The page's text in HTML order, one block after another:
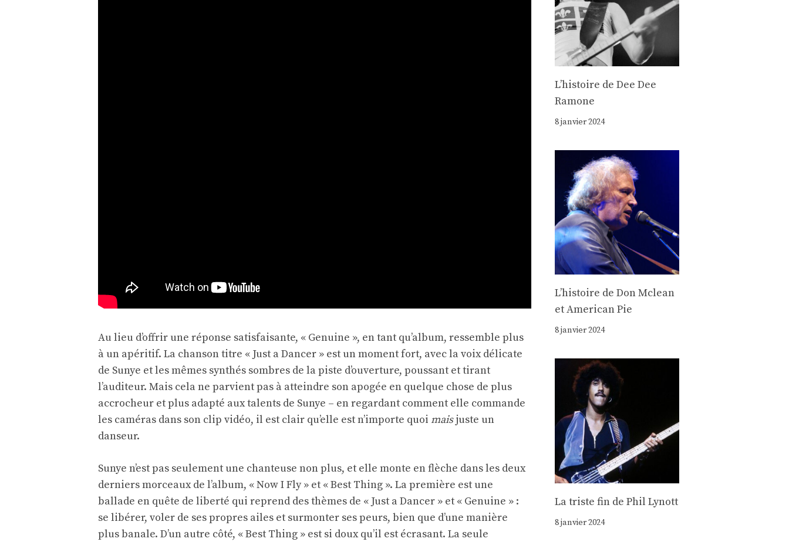
Au lieu d’offrir une réponse satisfaisante, « Genuine », en tant qu’album, ressemble plus
à un apéritif. La chanson titre « Just a Dancer » est un moment fort, avec la voix délicate
de Sunye et les mêmes synthés sombres de la piste d’ouverture, poussant et tirant
l’auditeur. Mais cela ne parvient pas à atteindre son apogée en quelque chose de plus
accrocheur et plus adapté aux talents de Sunye – en regardant comment elle commande
les caméras dans son clip vidéo, il est clair qu’elle est n’importe quoi maisjuste un
danseur.
Sunye n’est pas seulement une chanteuse non plus, et elle monte en flèche dans les deux
derniers morceaux de l’album, « Now I Fly » et « Best Thing ». La première est une
ballade en quête de liberté qui reprend des thèmes de « Just a Dancer » et « Genuine » :
se libérer, voler de ses propres ailes et surmonter ses peurs, bien que d’une manière
plus banale. D’un autre côté, « Best Thing » est si doux qu’il est écrasant. La seule
Lʼhistoire de Dee Dee
Ramone
8 janvier 2024
Lʼhistoire de Don Mclean
et American Pie
8 janvier 2024
La triste fin de Phil Lynott
8 janvier 2024